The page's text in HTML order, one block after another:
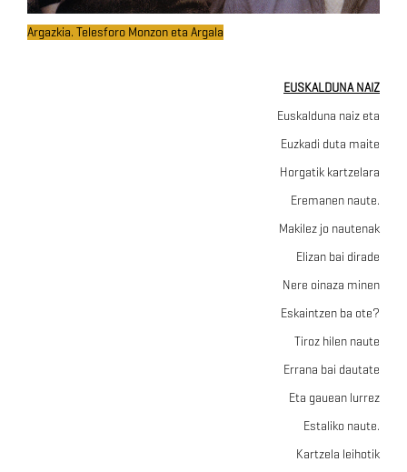
Argazkia. Telesforo Monzon eta Argala
EUSKALDUNA NAIZ
Euskalduna naiz eta
Euzkadi duta maite
Horgatik kartzelara
Eremanen naute.
Makilez jo nautenak
Elizan bai dirade
Nere oinaza minen
Eskaintzen ba ote?
Tiroz hilen naute
Errana bai dautate
Eta gauean lurrez
Estaliko naute.
Kartzela leihotik